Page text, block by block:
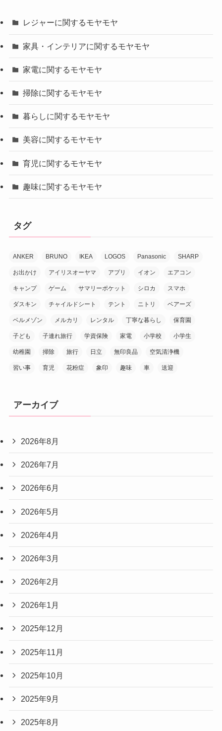
レジャーに関するモヤモヤ
家具・インテリアに関するモヤモヤ
家電に関するモヤモヤ
掃除に関するモヤモヤ
暮らしに関するモヤモヤ
美容に関するモヤモヤ
育児に関するモヤモヤ
趣味に関するモヤモヤ
タグ
ANKER BRUNO IKEA LOGOS Panasonic SHARP
お出かけ アイリスオーヤマ アプリ イオン エアコン
キャンプ ゲーム サマリーポケット シロカ スマホ
ダスキン チャイルドシート テント ニトリ ベアーズ
ベルメゾン メルカリ レンタル 丁寧な暮らし 保育園
子ども 子連れ旅行 学資保険 家電 小学校 小学生
幼稚園 掃除 旅行 日立 無印良品 空気清浄機
習い事 育児 花粉症 象印 趣味 車 送迎
アーカイブ
2026年8月
2026年7月
2026年6月
2026年5月
2026年4月
2026年3月
2026年2月
2026年1月
2025年12月
2025年11月
2025年10月
2025年9月
2025年8月